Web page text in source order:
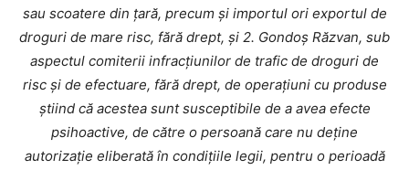
sau scoatere din ţară, precum şi importul ori exportul de
droguri de mare risc, fără drept, și 2. Gondoș Răzvan, sub
aspectul comiterii infracțiunilor de trafic de droguri de
risc și de efectuare, fără drept, de operaţiuni cu produse
ştiind că acestea sunt susceptibile de a avea efecte
psihoactive, de către o persoană care nu deţine
autorizaţie eliberată în condiţiile legii, pentru o perioadă